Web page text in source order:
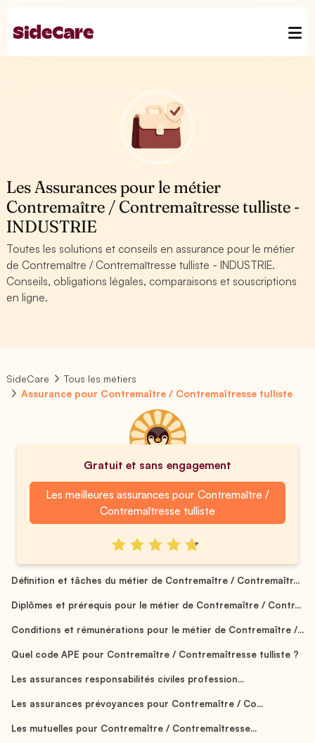
Les Assurances pour le métier
Contremaître / Contremaîtresse tulliste -
INDUSTRIE
Toutes les solutions et conseils en assurance pour le métier
de Contremaître / Contremaîtresse tulliste - INDUSTRIE.
Conseils, obligations légales, comparaisons et souscriptions
en ligne.
SideCare
Tous les métiers
Assurance pour Contremaître / Contremaîtresse tulliste
Gratuit et sans engagement
Les meilleures assurances pour Contremaître /
Contremaîtresse tulliste
Définition et tâches du métier de Contremaître / Contremaîtr...
Diplômes et prérequis pour le métier de Contremaître / Contr...
Conditions et rémunérations pour le métier de Contremaître /...
Quel code APE pour Contremaître / Contremaîtresse tulliste ?
Les assurances responsabilités civiles profession...
Les assurances prévoyances pour Contremaître / Co...
Les mutuelles pour Contremaître / Contremaîtresse...